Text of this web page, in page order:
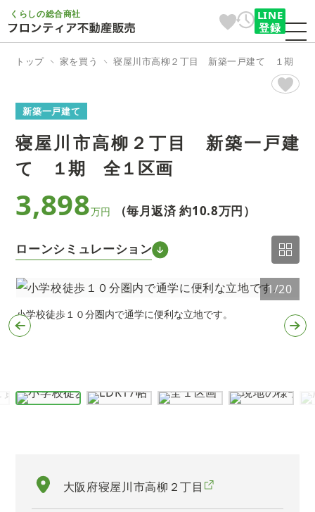
くらしの総合商社
LINE
登録
トップ 家を買う 寝屋川市高柳２丁目 新築一戸建て １期 全
新築一戸建て
寝屋川市高柳２丁目 新築一戸建
て １期 全１区画
3,898万円 （毎月返済 約10.8万円）
ローンシミュレーション
1/20
小学校徒歩１０分圏内で通学に便利な立地です。
大阪府寝屋川市高柳２丁目